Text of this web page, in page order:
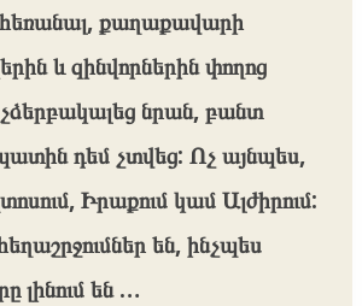
քաղաքավարի
և զինվորներին փողոց
չձերբակալեց նրան, բանտ
դեմ չտվեց: Ոչ այնպես,
Իրաքում կամ Ալժիրում:
են, ինչպես
լինում են …